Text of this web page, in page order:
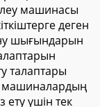
машинасы
деген
шығындарын
талаптары
машиналардың
ету үшін тек